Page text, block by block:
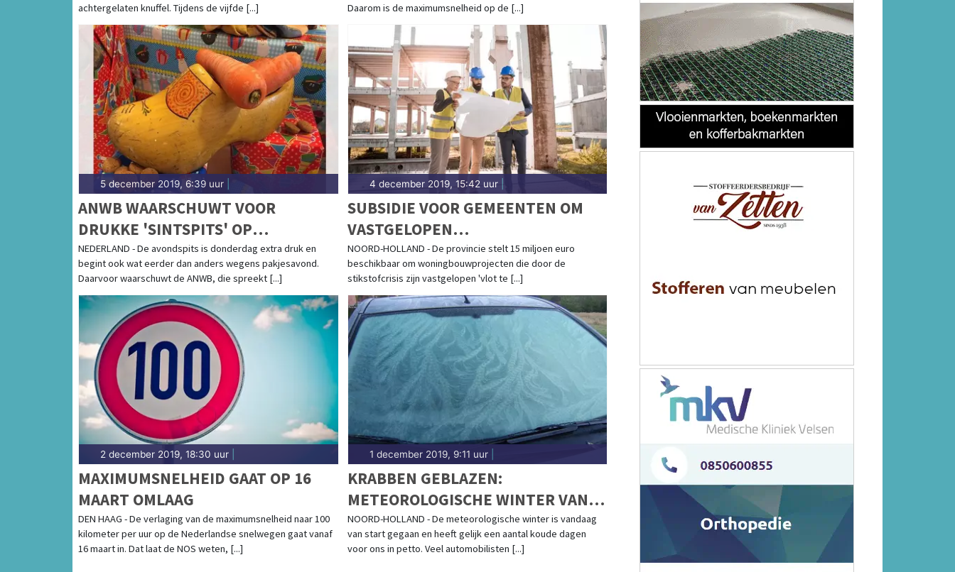
achtergelaten knuffel. Tijdens de vijfde [...]
Daarom is de maximumsnelheid op de [...]
5 december 2019, 6:39 uur
ANWB WAARSCHUWT VOOR
DRUKKE 'SINTSPITS' OP
PAKJESAVOND
NEDERLAND - De avondspits is donderdag extra druk en
begint ook wat eerder dan anders wegens pakjesavond.
Daarvoor waarschuwt de ANWB, die spreekt [...]
4 december 2019, 15:42 uur|
SUBSIDIE VOOR GEMEENTEN OM
VASTGELOPEN
WONINGBOUWPROJECTEN 'VLOT
TE TREKKEN'
NOORD-HOLLAND - De provincie stelt 15 miljoen euro
beschikbaar om woningbouwprojecten die door de
stikstofcrisis zijn vastgelopen 'vlot te [...]
2 december 2019, 18:30 uur
MAXIMUMSNELHEID GAAT OP 16
MAART OMLAAG
DEN HAAG - De verlaging van de maximumsnelheid naar 100
kilometer per uur op de Nederlandse snelwegen gaat vanaf
16 maart in. Dat laat de NOS weten, [...]
1 december 2019, 9:11 uur|
KRABBEN GEBLAZEN:
METEOROLOGISCHE WINTER VAN
START MET KOU EN MIST
NOORD-HOLLAND - De meteorologische winter is vandaag
van start gegaan en heeft gelijk een aantal koude dagen
voor ons in petto. Veel automobilisten [...]